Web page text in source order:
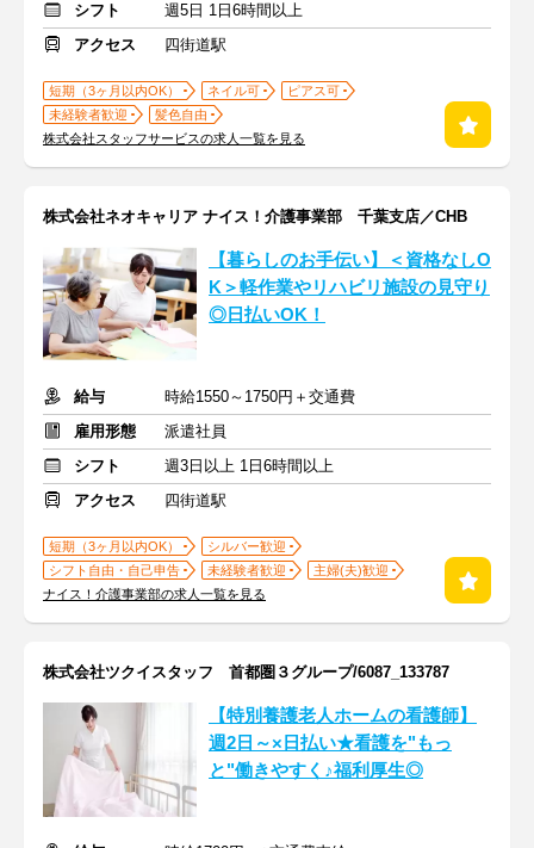
シフト
週5日 1日6時間以上
アクセス
四街道駅
短期（3ヶ月以内OK） ネイル可
ピアス可
未経験者歓迎
髪色自由
株式会社スタッフサービスの求人一覧を見る
株式会社ネオキャリア ナイス！介護事業部 千葉支店／CHB
【暮らしのお手伝い】＜資格なしO
K＞軽作業やリハビリ施設の見守り
◎日払いOK！
給与
時給1550～1750円＋交通費
雇用形態
派遣社員
シフト
週3日以上 1日6時間以上
アクセス
四街道駅
短期（3ヶ月以内OK）
シルバー歓迎
シフト自由・自己申告
未経験者歓迎
主婦(夫)歓迎
ナイス！介護事業部の求人一覧を見る
株式会社ツクイスタッフ 首都圏３グループ/6087_133787
【特別養護老人ホームの看護師】
週2日～×日払い★看護を"もっ
と"働きやすく♪福利厚生◎